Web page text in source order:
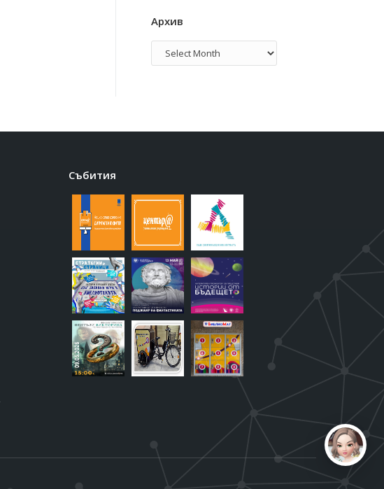
Архив
Архив
Събития